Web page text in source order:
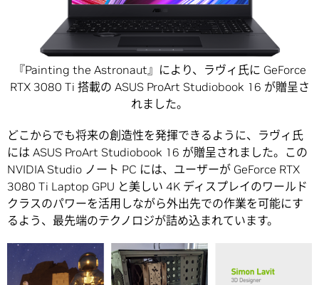
『Painting the Astronaut』により、ラヴィ氏に GeForce
RTX 3080 Ti 搭載の ASUS ProArt Studiobook 16 が贈呈さ
れました。
どこからでも将来の創造性を発揮できるように、ラヴィ氏
には ASUS ProArt Studiobook 16 が贈呈されました。この
NVIDIA Studio ノート PC には、ユーザーが GeForce RTX
3080 Ti Laptop GPU と美しい 4K ディスプレイのワールド
クラスのパワーを活用しながら外出先での作業を可能にす
るよう、最先端のテクノロジが詰め込まれています。